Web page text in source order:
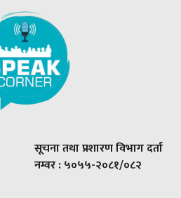
सूचना तथा प्रशारण विभाग दर्ता
नम्वर : ५०५५-२०८१/०८२